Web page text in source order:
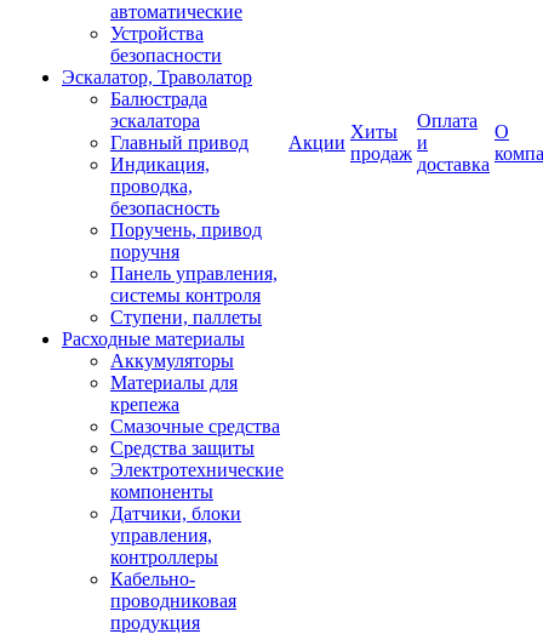
автоматические
Устройства
безопасности
Эскалатор, Траволатор
Балюстрада
эскалатора
Главный привод
Индикация,
проводка,
безопасность
Поручень, привод
поручня
Панель управления,
системы контроля
Ступени, паллеты
Расходные материалы
Аккумуляторы
Материалы для
крепежа
Смазочные средства
Средства защиты
Электротехнические
компоненты
Датчики, блоки
управления,
контроллеры
Кабельно-
проводниковая
продукция
Акции
Хиты
продаж
Оплата
и
доставка
О